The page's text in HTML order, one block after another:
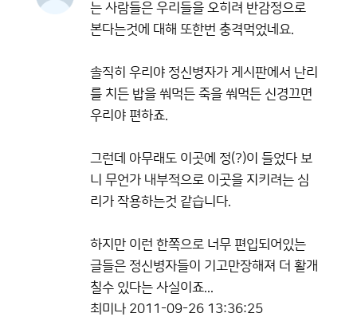
는 사람들은 우리들을 오히려 반감정으로
본다는것에 대해 또한번 충격먹었네요.
솔직히 우리야 정신병자가 게시판에서 난리
를 치든 밥을 쒀먹든 죽을 쒀먹든 신경끄면
우리야 편하죠.
그런데 아무래도 이곳에 정(?)이 들었다 보
니 무언가 내부적으로 이곳을 지키려는 심
리가 작용하는것 같습니다.
하지만 이런 한쪽으로 너무 편입되어있는
글들은 정신병자들이 기고만장해져 더 활개
칠수 있다는 사실이죠...
최미나 2011-09-26 13:36:25